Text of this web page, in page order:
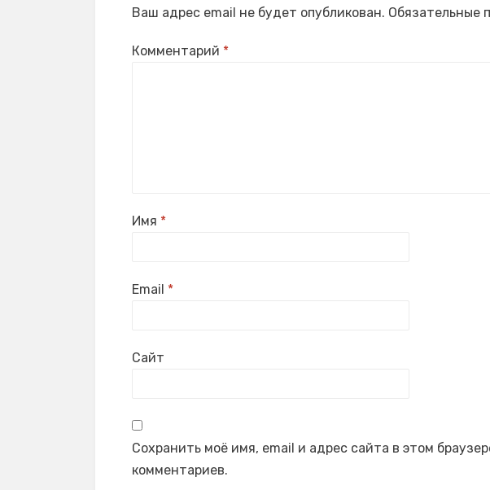
Ваш адрес email не будет опубликован. Обязательные
Комментарий *
Имя *
Email *
Сайт
Сохранить моё имя, email и адрес сайта в этом
комментариев.